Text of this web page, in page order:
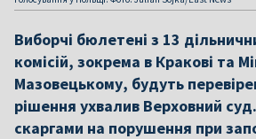
Виборчі бюлетені з 13
комісій, зокрема в Кракові та
Мазовецькому, будуть
рішення ухвалив Верховний
скаргами на порушення при